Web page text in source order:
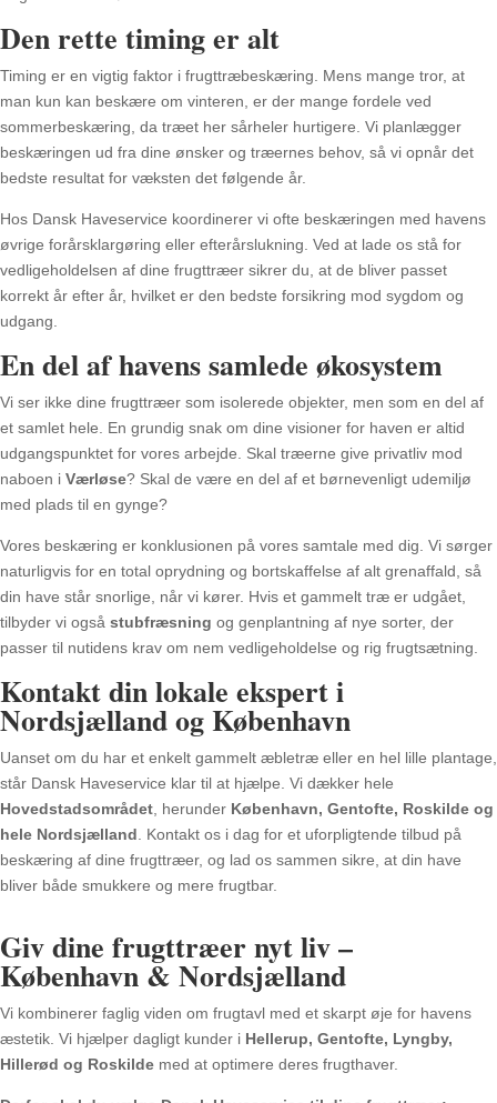
Den rette timing er alt
Timing er en vigtig faktor i frugttræbeskæring. Mens mange tror, at
man kun kan beskære om vinteren, er der mange fordele ved
sommerbeskæring, da træet her sårheler hurtigere. Vi planlægger
beskæringen ud fra dine ønsker og træernes behov, så vi opnår det
bedste resultat for væksten det følgende år.
Hos Dansk Haveservice koordinerer vi ofte beskæringen med havens
øvrige forårsklargøring eller efterårslukning. Ved at lade os stå for
vedligeholdelsen af dine frugttræer sikrer du, at de bliver passet
korrekt år efter år, hvilket er den bedste forsikring mod sygdom og
udgang.
En del af havens samlede økosystem
Vi ser ikke dine frugttræer som isolerede objekter, men som en del af
et samlet hele. En grundig snak om dine visioner for haven er altid
udgangspunktet for vores arbejde. Skal træerne give privatliv mod
naboen i Værløse? Skal de være en del af et børnevenligt udemiljø
med plads til en gynge?
Vores beskæring er konklusionen på vores samtale med dig. Vi sørger
naturligvis for en total oprydning og bortskaffelse af alt grenaffald, så
din have står snorlige, når vi kører. Hvis et gammelt træ er udgået,
tilbyder vi også stubfræsning og genplantning af nye sorter, der
passer til nutidens krav om nem vedligeholdelse og rig frugtsætning.
Kontakt din lokale ekspert i
Nordsjælland og København
Uanset om du har et enkelt gammelt æbletræ eller en hel lille plantage,
står Dansk Haveservice klar til at hjælpe. Vi dækker hele
Hovedstadsområdet , herunder København, Gentofte, Roskilde og
hele Nordsjælland . Kontakt os i dag for et uforpligtende tilbud på
beskæring af dine frugttræer, og lad os sammen sikre, at din have
bliver både smukkere og mere frugtbar.
Giv dine frugttræer nyt liv –
København & Nordsjælland
Vi kombinerer faglig viden om frugtavl med et skarpt øje for havens
æstetik. Vi hjælper dagligt kunder i Hellerup, Gentofte, Lyngby,
Hillerød og Roskilde med at optimere deres frugthaver.